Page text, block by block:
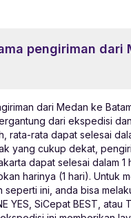
pengiriman dari
dari Medan ke
dari ekspedisi
rata-rata dapat selesai
yang cukup dekat,
dapat selesai dalam 1
harinya (1 hari). Untuk
seperti ini, anda bisa
YES, SiCepat BEST, atau